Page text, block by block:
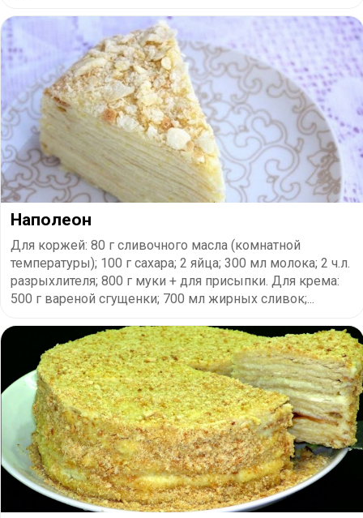
Наполеон
Для коржей: 80 г сливочного масла (комнатной
температуры); 100 г сахара; 2 яйца; 300 мл молока; 2 ч.л.
разрыхлителя; 800 г муки + для присыпки. Для крема:
500 г вареной сгущенки; 700 мл жирных сливок;...